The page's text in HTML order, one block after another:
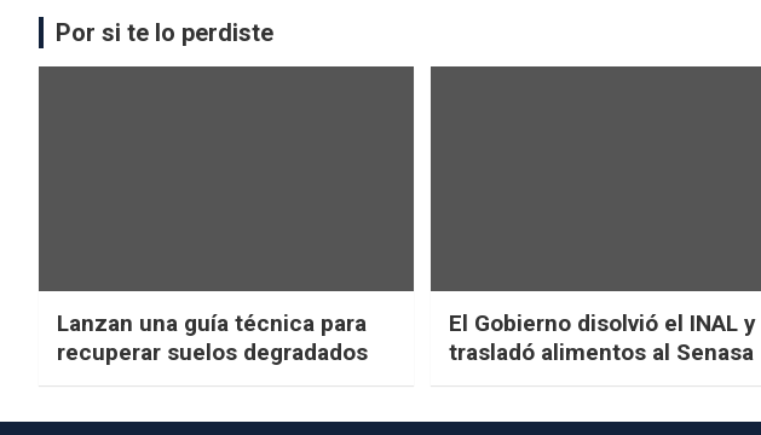
Por si te lo perdiste
Lanzan una guía técnica para
recuperar suelos degradados
El Gobierno disolvió el INAL y
trasladó alimentos al Senasa